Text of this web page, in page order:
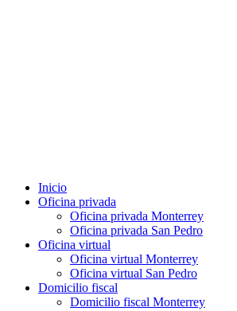
Inicio
Oficina privada
Oficina privada Monterrey
Oficina privada San Pedro
Oficina virtual
Oficina virtual Monterrey
Oficina virtual San Pedro
Domicilio fiscal
Domicilio fiscal Monterrey